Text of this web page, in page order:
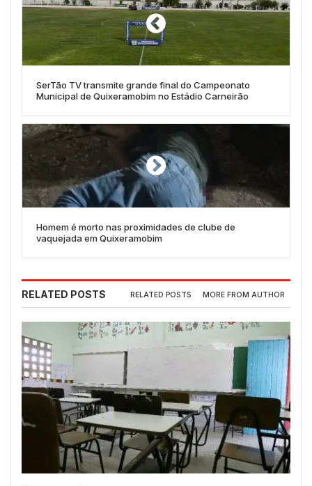
SerTão TV transmite grande final do Campeonato
Municipal de Quixeramobim no Estádio Carneirão
Homem é morto nas proximidades de clube de
vaquejada em Quixeramobim
RELATED POSTS RELATED POSTS MORE FROM AUTHOR